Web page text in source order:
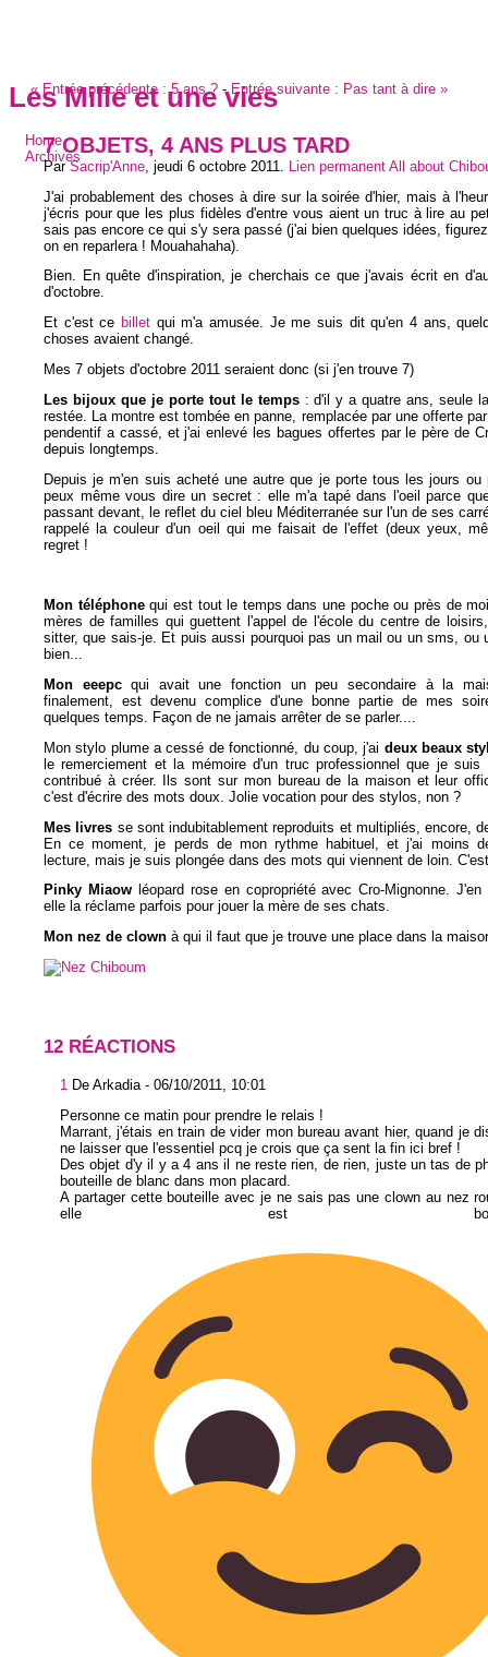
Les Mille et une vies
Home
Archives
« Entrée précédente :5 ans ? - Entrée suivante : Pas tant à dire »
7 OBJETS, 4 ANS PLUS TARD
ParSacrip'Anne jeudi 6 octobre 2011 Lien permanent All about
J'ai probablement des choses à dire sur la soirée d'hier, mais à
j'écris pour que les plus fidèles d'entre vous aient un truc à lire au
sais pas encore ce qui s'y sera passé (j'ai bien quelques idées,
on en reparlera ! Mouahahaha).
Bien. En quête d'inspiration, je cherchais ce que j'avais écrit en
d'octobre.
Et c'est ce billet qui m'a amusée. Je me suis dit qu'en 4 ans,
choses avaient changé.
Mes 7 objets d'octobre 2011 seraient donc (si j'en trouve 7)
Les bijoux que je porte tout le temps: d'il y a quatre ans, seule
restée. La montre est tombée en panne, remplacée par une offerte
pendentif a cassé, et j'ai enlevé les bagues offertes par le père de
depuis longtemps.
Depuis je m'en suis acheté une autre que je porte tous les jours ou
peux même vous dire un secret : elle m'a tapé dans l'oeil parce
passant devant, le reflet du ciel bleu Méditerranée sur l'un de ses
rappelé la couleur d'un oeil qui me faisait de l'effet (deux yeux,
regret !
Mon téléphonequi est tout le temps dans une poche ou près de
mères de familles qui guettent l'appel de l'école du centre de
sitter, que sais-je. Et puis aussi pourquoi pas un mail ou un sms, ou
bien...
Mon eeepcqui avait une fonction un peu secondaire à la
finalement, est devenu complice d'une bonne partie de mes
quelques temps. Façon de ne jamais arrêter de se parler....
Mon stylo plume a cessé de fonctionné, du coup, j'ai deux beaux
le remerciement et la mémoire d'un truc professionnel que je suis
contribué à créer. Ils sont sur mon bureau de la maison et leur
c'est d'écrire des mots doux. Jolie vocation pour des stylos, non ?
Mes livres se sont indubitablement reproduits et multipliés, encore,
En ce moment, je perds de mon rythme habituel, et j'ai moins
lecture, mais je suis plongée dans des mots qui viennent de loin.
Pinky Miaowléopard rose en copropriété avec Cro-Mignonne. J'en
elle la réclame parfois pour jouer la mère de ses chats.
Mon nez de clown à qui il faut que je trouve une place dans la
12 RÉACTIONS
1 De Arkadia - 06/10/2011, 10:01
Personne ce matin pour prendre le relais !
Marrant, j'étais en train de vider mon bureau avant hier, quand je
ne laisser que l'essentiel pcq je crois que ça sent la fin ici bref !
Des objet d'y il y a 4 ans il ne reste rien, de rien, juste un tas de
bouteille de blanc dans mon placard.
A partager cette bouteille avec je ne sais pas une clown au nez
elle est